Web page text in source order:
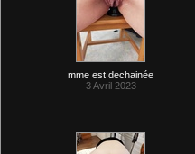
mme est dechainée
3 Avril 2023